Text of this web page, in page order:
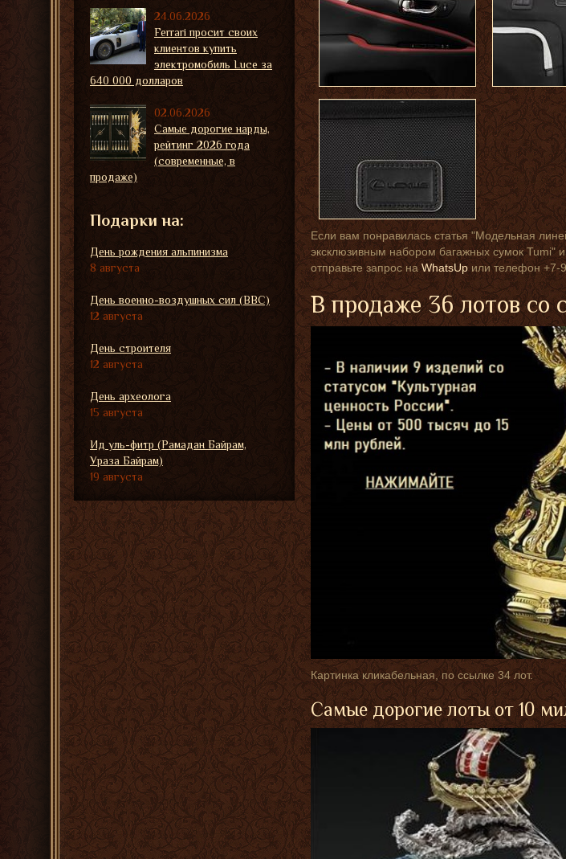
Если вам понравилась статья "Модельная
эксклюзивным набором багажных сумок Tumi" и
отправьте запрос наWhatsUpили телефон +7-
В продаже 36 лотов со
Картинка кликабельная, по ссылке 34 лот.
Самые дорогие лоты от 10
24.06.2026
Ferrari просит своих
клиентов купить
электромобиль Luce за
640 000 долларов
02.06.2026
Самые дорогие нарды,
рейтинг 2026 года
(современные, в
продаже)
Подарки на:
День рождения альпинизма
8 августа
День военно-воздушных сил (ВВС)
12 августа
День строителя
12 августа
День археолога
15 августа
Ид уль-фитр (Рамадан Байрам,
Ураза Байрам)
19 августа